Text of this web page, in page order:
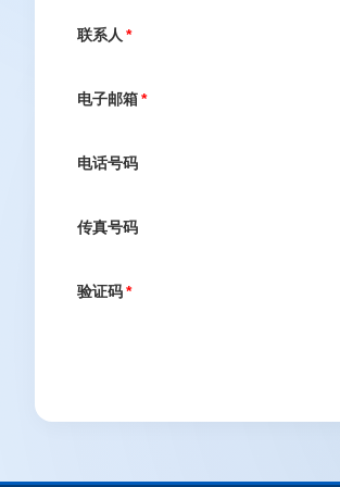
联系人 *
电子邮箱*
电话号码
传真号码
验证码*